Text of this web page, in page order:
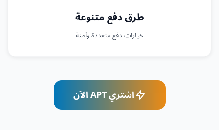
طرق دفع متنوعة
خيارات دفع متعددة وآمنة
اشتري APT الآن